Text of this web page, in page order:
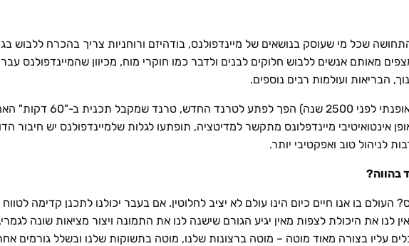
שכל מי שעוסק בנושאים של מיינדפולנס, בודהיזם ורוחניות צריך בהכרח ללבוש
מאותם אנשים ללבוש חלוקים לבנים ולדבר כמו חוקרי מוח, מכיוון שהמיינדפולנס
הבריאות ועולמות רבים נוספים.
(שהיה מאוד אופנתי לפני
אינטואיטיבי מיינדפלונס מתקשר למדיטציה, תופתעו לגלות שלמיינדפולנס יש חיבור
לניהול טוב ואפקטיבי יותר.
בהווה?
לנו את היכולת לצפות מאין יגיע הגורם שישנה לנו את התמונה ויצור מציאות שונה
עליו בצורה מאוד מוטה – מוטה ברצונות שלנו, מוטה בתשוקות שלנו ובשלל גורמים